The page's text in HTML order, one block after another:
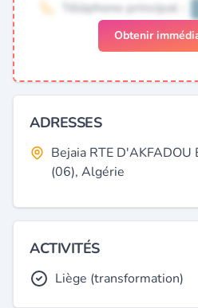
Obtenir
ADRESSES
Bejaia RTE
(06), Algérie
ACTIVITÉS
Liège (transformation)